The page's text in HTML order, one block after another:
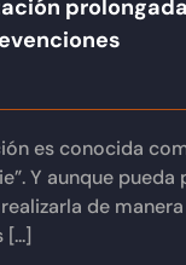
es conocida
Y aunque pueda
de